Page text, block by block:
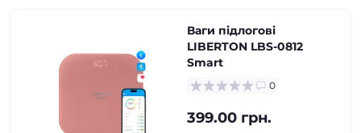
Ваги підлогові
LIBERTON LBS-0812
Smart
0
399.00 грн.